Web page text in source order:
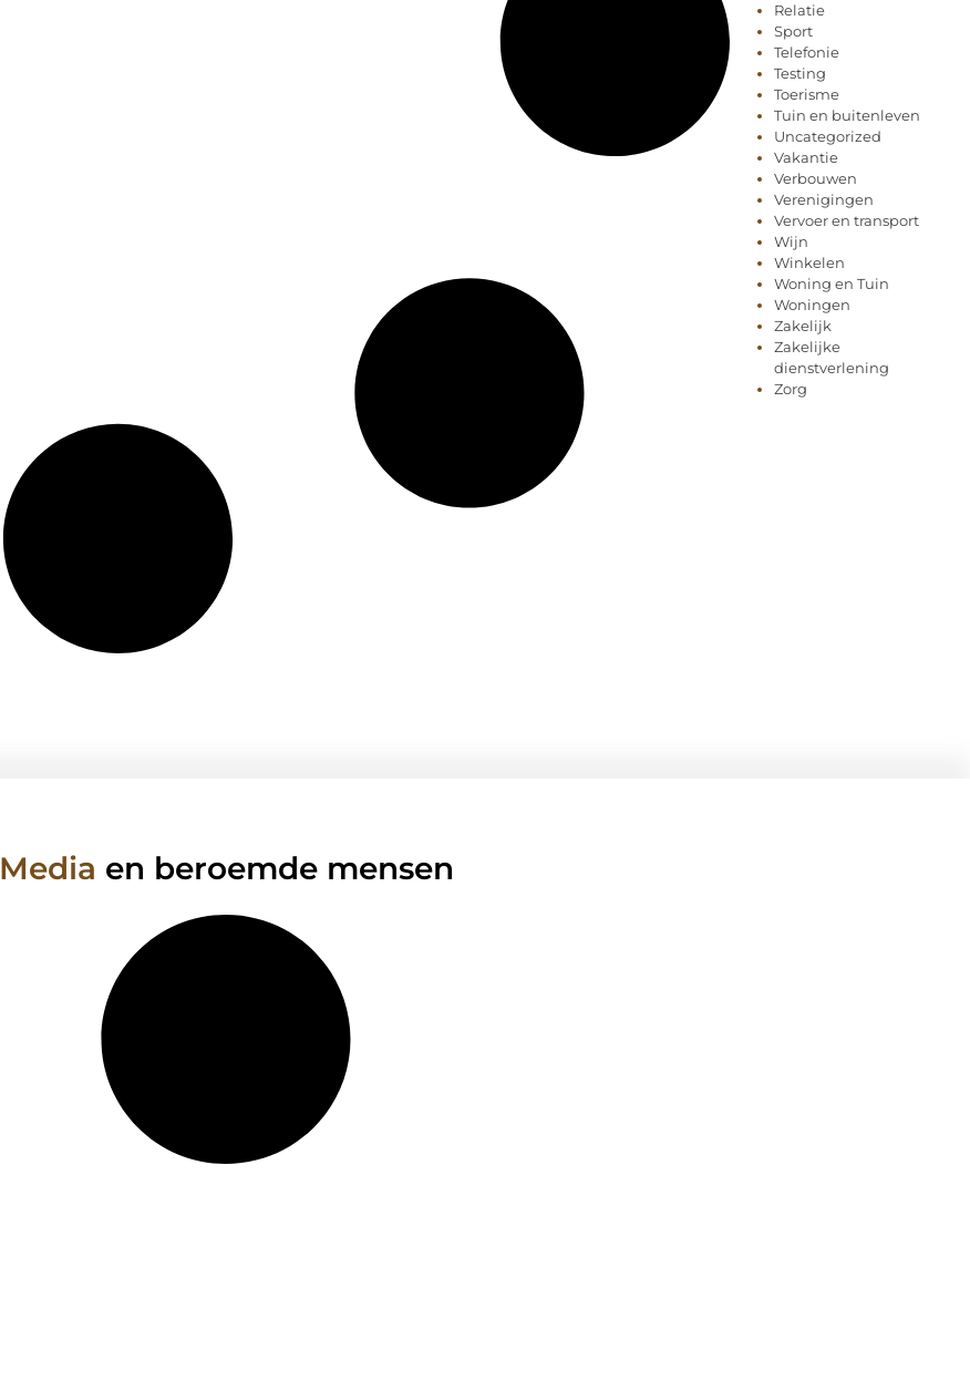
Relatie
Sport
Telefonie
Testing
Toerisme
Tuin en buitenleven
Uncategorized
Vakantie
Verbouwen
Verenigingen
Vervoer en transport
Wijn
Winkelen
Woning en Tuin
Woningen
Zakelijk
Zakelijke
dienstverlening
Zorg
Media en beroemde mensen